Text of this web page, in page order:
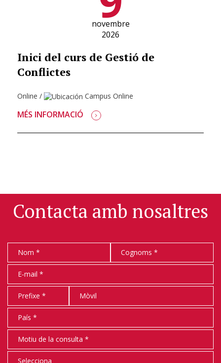
novembre
2026
Inici del curs de Gestió de
Conflictes
Online / Campus Online
MÉS INFORMACIÓ
Contacta amb nosaltres